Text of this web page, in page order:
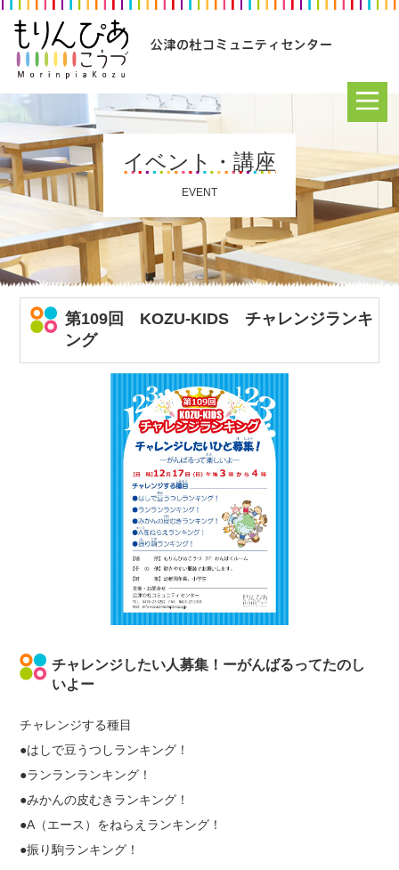
イベント・講座
EVENT
第109回 KOZU-KIDS チャレンジランキ
ング
チャレンジしたい人募集！ーがんばるってたのし
いよー
チャレンジする種目
●はしで豆うつしランキング！
●ランランランキング！
●みかんの皮むきランキング！
●A（エース）をねらえランキング！
●振り駒ランキング！